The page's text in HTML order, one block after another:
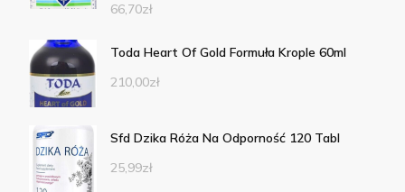
66,70zł
Toda Heart Of Gold Formuła Krople 60ml
210,00zł
Sfd Dzika Róża Na Odporność 120 Tabl
25,99zł